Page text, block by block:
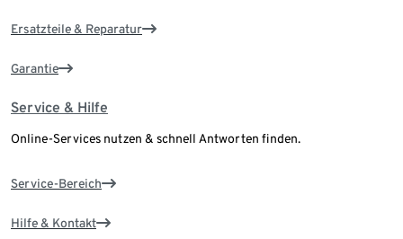
Ersatzteile & Reparatur
Garantie
Service & Hilfe
Online-Services nutzen & schnell Antworten finden.
Service-Bereich
Hilfe & Kontakt